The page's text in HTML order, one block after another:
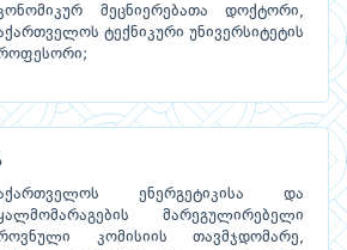
მეცნიერებათა დოქტორი,
ტექნიკური უნივერსიტეტის
ენერგეტიკისა და
მარეგულირებელი
კომისიის თავმჯდომარე,